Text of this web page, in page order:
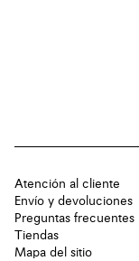
Atención al cliente
Envío y devoluciones
Preguntas frecuentes
Tiendas
Mapa del sitio